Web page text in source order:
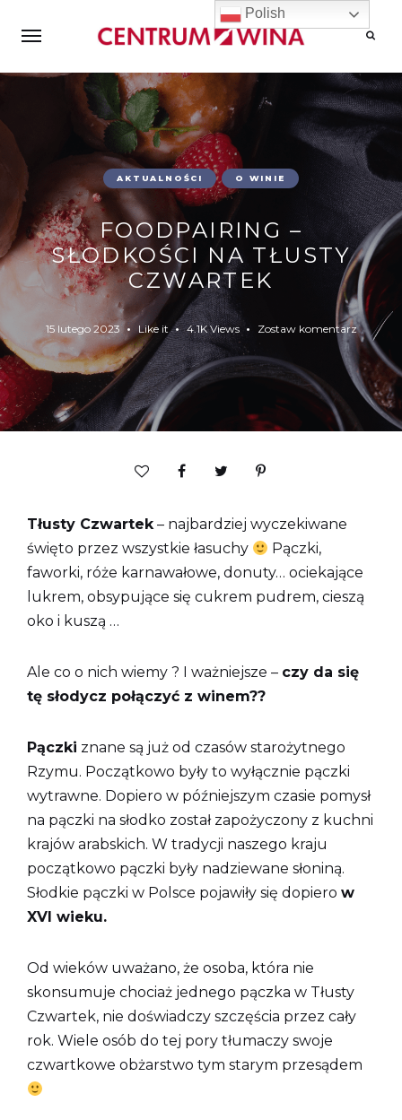
AKTUALNOŚCI O WINIE
FOODPAIRING –
SŁODKOŚCI NA TŁUSTY
CZWARTEK
15 lutego 2023 Like it 4.1K Views Zostaw komentarz
Tłusty Czwartek– najbardziej wyczekiwane
święto przez wszystkie łasuchy
Pączki,
faworki, róże karnawałowe, donuty… ociekające
lukrem, obsypujące się cukrem pudrem, cieszą
oko i kuszą …
Ale co o nich wiemy ? I ważniejsze – czy da się
tę słodycz połączyć z winem??
Pączki znane są już od czasów starożytnego
Rzymu. Początkowo były to wyłącznie pączki
wytrawne. Dopiero w późniejszym czasie pomysł
na pączki na słodko został zapożyczony z kuchni
krajów arabskich. W tradycji naszego kraju
początkowo pączki były nadziewane słoniną.
Słodkie pączki w Polsce pojawiły się dopiero w
XVI wieku.
Od wieków uważano, że osoba, która nie
skonsumuje chociaż jednego pączka w Tłusty
Czwartek, nie doświadczy szczęścia przez cały
rok. Wiele osób do tej pory tłumaczy swoje
czwartkowe obżarstwo tym starym przesądem
Polish